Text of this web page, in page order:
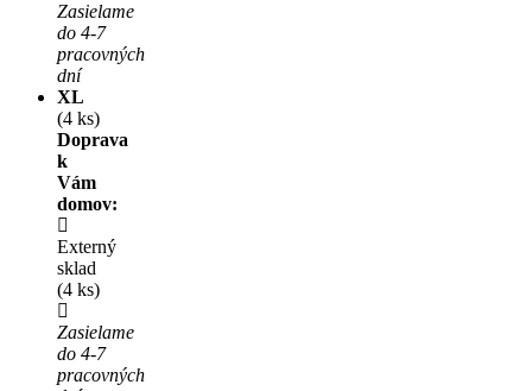
Zasielame
do 4-7
pracovných
dní
XL
(4 ks)
Doprava
k
Vám
domov:
Externý
sklad
(4 ks)
Zasielame
do 4-7
pracovných